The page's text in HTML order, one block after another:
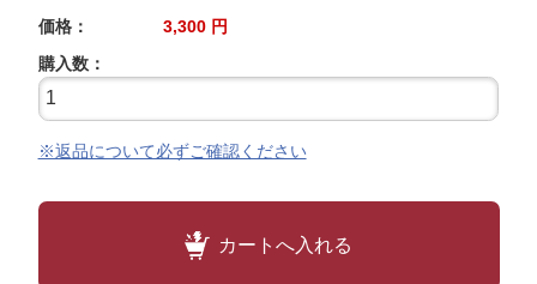
価格：
3,300 円
購入数：
※返品について必ずご確認ください
カートへ入れる